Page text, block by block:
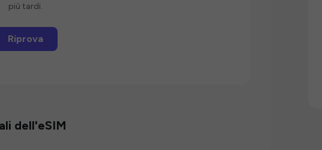
più tardi.
Riprova
dell'eSIM